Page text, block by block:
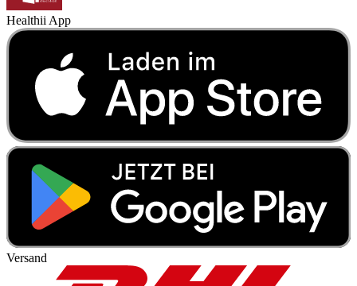
Healthii App
Versand